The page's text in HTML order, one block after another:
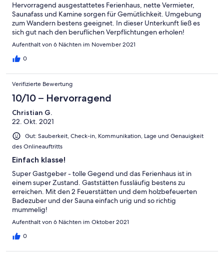
Hervorragend ausgestattetes Ferienhaus, nette Vermieter,
Saunafass und Kamine sorgen für Gemütlichkeit. Umgebung
zum Wandern bestens geeignet. In dieser Unterkunft ließ es
sich gut nach den beruflichen Verpflichtungen erholen!
Aufenthalt von 6 Nächten im November 2021
0
Verifizierte Bewertung
10/10 – Hervorragend
Christian G.
22. Okt. 2021
Gut: Sauberkeit, Check-in, Kommunikation, Lage und Genauigkeit
des Onlineauftritts
Einfach klasse!
Super Gastgeber - tolle Gegend und das Ferienhaus ist in
einem super Zustand. Gaststätten fussläufig bestens zu
erreichen. Mit den 2 Feuerstätten und dem holzbefeuerten
Badezuber und der Sauna einfach urig und so richtig
mummelig!
Aufenthalt von 6 Nächten im Oktober 2021
0